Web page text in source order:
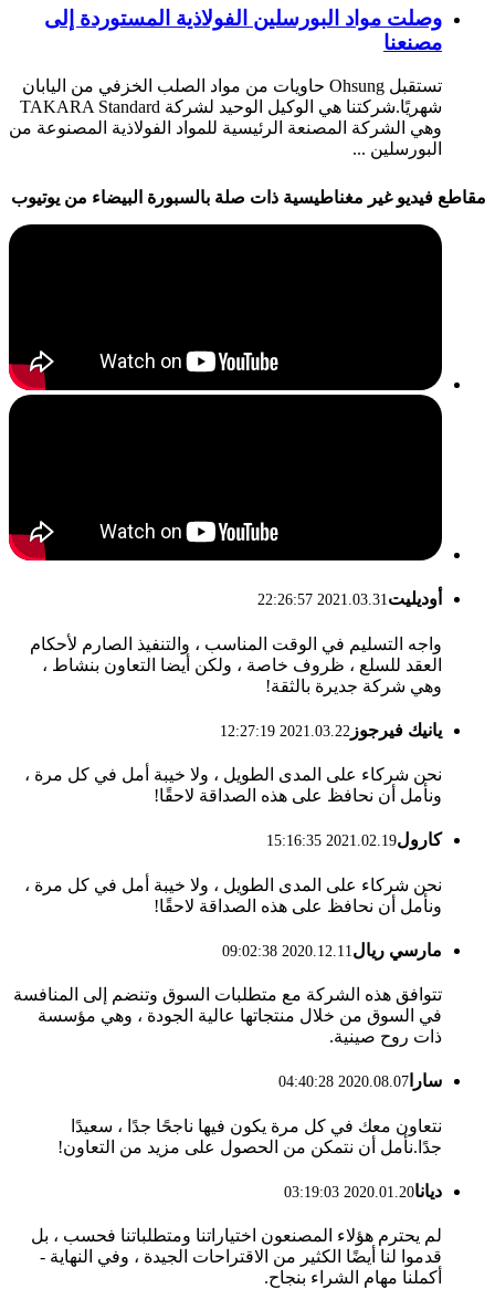
وصلت مواد البورسلين الفولاذية المستوردة إلى
مصنعنا
تستقبل Ohsung حاويات من مواد الصلب الخزفي من اليابان
شهريًا.شركتنا هي الوكيل الوحيد لشركة TAKARA Standard
وهي الشركة المصنعة الرئيسية للمواد الفولاذية المصنوعة من
البورسلين ...
مقاطع فيديو غير مغناطيسية ذات صلة بالسبورة البيضاء من يوتيوب
أوديليت2021.03.31 22:26:57
واجه التسليم في الوقت المناسب ، والتنفيذ الصارم لأحكام
العقد للسلع ، ظروف خاصة ، ولكن أيضا التعاون بنشاط ،
وهي شركة جديرة بالثقة!
يانيك فيرجوز 2021.03.22 12:27:19
نحن شركاء على المدى الطويل ، ولا خيبة أمل في كل مرة ،
ونأمل أن نحافظ على هذه الصداقة لاحقًا!
كارول2021.02.19 15:16:35
نحن شركاء على المدى الطويل ، ولا خيبة أمل في كل مرة ،
ونأمل أن نحافظ على هذه الصداقة لاحقًا!
مارسي ريال 2020.12.11 09:02:38
تتوافق هذه الشركة مع متطلبات السوق وتنضم إلى المنافسة
في السوق من خلال منتجاتها عالية الجودة ، وهي مؤسسة
ذات روح صينية.
سارا 2020.08.07 04:40:28
نتعاون معك في كل مرة يكون فيها ناجحًا جدًا ، سعيدًا
جدًا.نأمل أن نتمكن من الحصول على مزيد من التعاون!
ديانا2020.01.20 03:19:03
لم يحترم هؤلاء المصنعون اختياراتنا ومتطلباتنا فحسب ، بل
قدموا لنا أيضًا الكثير من الاقتراحات الجيدة ، وفي النهاية -
أكملنا مهام الشراء بنجاح.